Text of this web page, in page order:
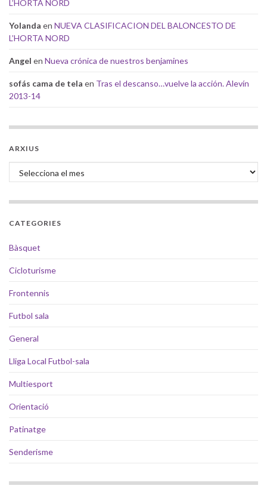
L’HORTA NORD
Yolanda en NUEVA CLASIFICACION DEL BALONCESTO DE
L’HORTA NORD
Angel en Nueva crónica de nuestros benjamines
sofás cama de tela en Tras el descanso…vuelve la acción. Alevín
2013-14
ARXIUS
Arxius
CATEGORIES
Bàsquet
Cicloturisme
Frontennis
Futbol sala
General
Lliga Local Futbol-sala
Multiesport
Orientació
Patinatge
Senderisme